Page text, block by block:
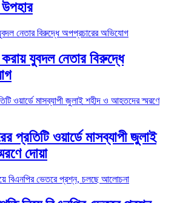
করায় যুবদল নেতার বিরুদ্ধে
প্রতিটি ওয়ার্ডে মাসব্যাপী জুলাই
দোয়া